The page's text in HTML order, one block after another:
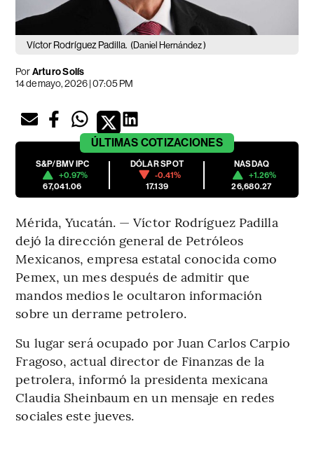
Víctor Rodríguez Padilla. (Daniel Hernández )
PorArturo Solís
14 de mayo, 2026 | 07:05 PM
ÚLTIMAS COTIZACIONES
S&P/BMV IPC
+0.97%
67,041.06
DÓLAR SPOT
-0.41%
17.139
NASDAQ
+1.26%
26,680.27
Mérida, Yucatán. — Víctor Rodríguez Padilla
dejó la dirección general de Petróleos
Mexicanos, empresa estatal conocida como
Pemex, un mes después de admitir que
mandos medios le ocultaron información
sobre un derrame petrolero.
Su lugar será ocupado por Juan Carlos Carpio
Fragoso, actual director de Finanzas de la
petrolera, informó la presidenta mexicana
Claudia Sheinbaum en un mensaje en redes
sociales este jueves.